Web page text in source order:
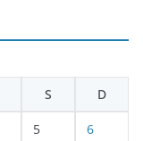
S D
5 6